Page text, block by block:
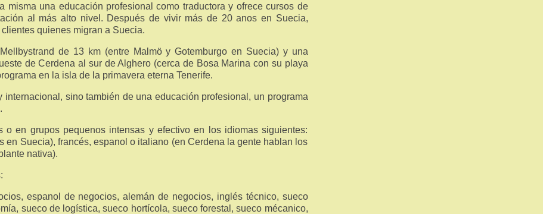
misma una educación profesional como traductora y ofrece cursos de
al más alto nivel. Después de vivir más de 20 anos en Suecia,
quienes migran a Suecia.
de 13 km (entre Malmö y Gotemburgo en Suecia) y una
de Cerdena al sur de Alghero (cerca de Bosa Marina con su playa
en la isla de la primavera eterna Tenerife.
sino también de una educación profesional, un programa
en grupos pequenos intensas y efectivo en los idiomas siguientes:
en Suecia), francés, espanol o italiano (en Cerdena la gente hablan los
nativa).
espanol de negocios, alemán de negocios, inglés técnico, sueco
sueco de logística, sueco hortícola, sueco forestal, sueco mécanico,